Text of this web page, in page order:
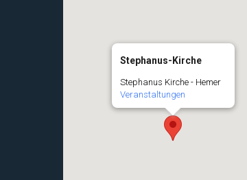
Stephanus-Kirche
Stephanus Kirche - Hemer
Veranstaltungen